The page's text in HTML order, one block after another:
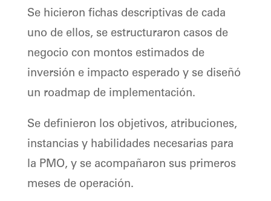
Se hicieron fichas descriptivas de cada
uno de ellos, se estructuraron casos de
negocio con montos estimados de
inversión e impacto esperado y se diseñó
un roadmap de implementación.
Se definieron los objetivos, atribuciones,
instancias y habilidades necesarias para
la PMO, y se acompañaron sus primeros
meses de operación.